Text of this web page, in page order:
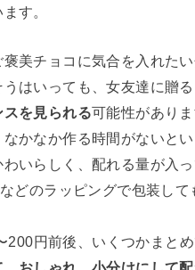
す。
美チョコに気合を入れた
はいっても、女友達に贈
を見られる可能性があり
かなか作る時間がないとい
いらしく、配れる量が入
どのラッピングで包装し
200円前後、いくつかまと